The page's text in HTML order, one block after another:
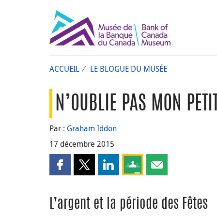
ACCUEIL LE BLOGUE DU MUSÉE
N’OUBLIE PAS MON
Par : Graham Iddon
17 décembre 2015
Partager cette page sur Facebook
Partager cette page sur X
Partager cette page sur LinkedIn
Partagez cette page sur
Partager cette
L’argent et la période des Fêtes